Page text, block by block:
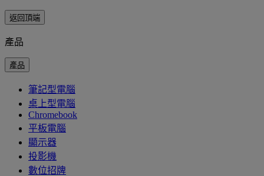
返回頂端
產品
產品
筆記型電腦
桌上型電腦
Chromebook
平板電腦
顯示器
投影機
數位招牌